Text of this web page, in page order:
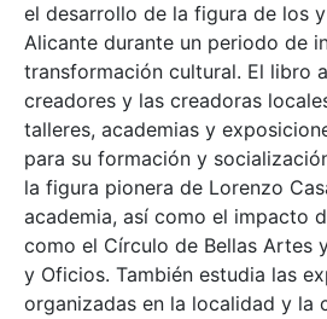
el desarrollo de la figura de los
Alicante durante un periodo de
transformación cultural. El libro
creadores y las creadoras
talleres, academias y
para su formación y
la figura pionera de Lorenzo
academia, así como el impacto
como el Círculo de Bellas Artes
y Oficios. También estudia las
organizadas en la localidad y la